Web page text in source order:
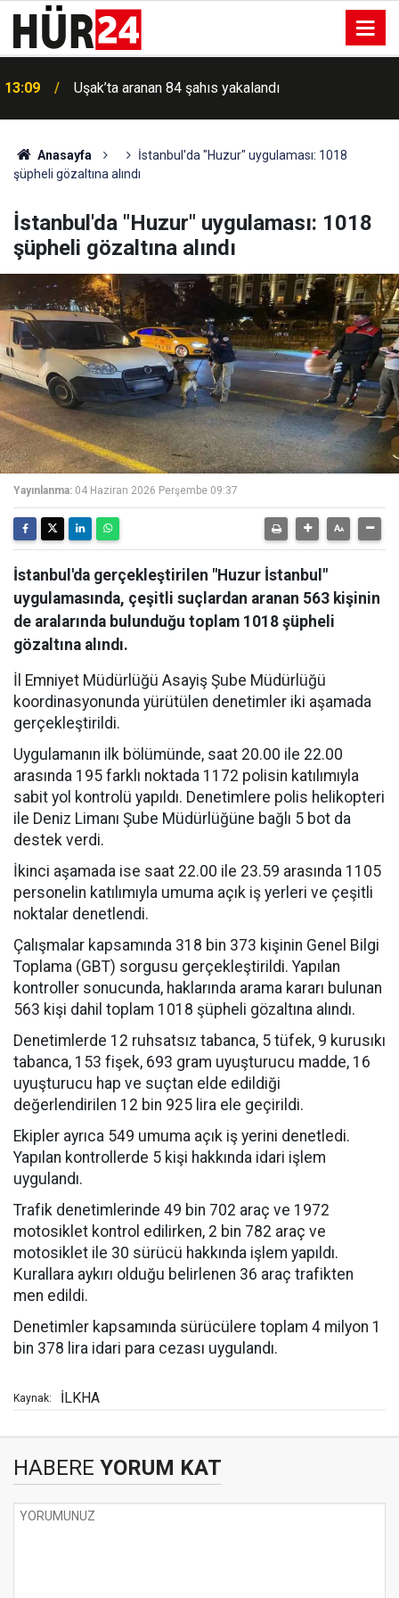
13:09 Uşak’ta aranan 84 şahıs yakalandı
Anasayfa
İstanbul'da "Huzur" uygulaması: 1018
şüpheli gözaltına alındı
İstanbul'da "Huzur" uygulaması: 1018
şüpheli gözaltına alındı
Yayınlanma: 04 Haziran 2026 Perşembe 09:37
İstanbul'da gerçekleştirilen "Huzur İstanbul"
uygulamasında, çeşitli suçlardan aranan 563 kişinin
de aralarında bulunduğu toplam 1018 şüpheli
gözaltına alındı.
İl Emniyet Müdürlüğü Asayiş Şube Müdürlüğü
koordinasyonunda yürütülen denetimler iki aşamada
gerçekleştirildi.
Uygulamanın ilk bölümünde, saat 20.00 ile 22.00
arasında 195 farklı noktada 1172 polisin katılımıyla
sabit yol kontrolü yapıldı. Denetimlere polis helikopteri
ile Deniz Limanı Şube Müdürlüğüne bağlı 5 bot da
destek verdi.
İkinci aşamada ise saat 22.00 ile 23.59 arasında 1105
personelin katılımıyla umuma açık iş yerleri ve çeşitli
noktalar denetlendi.
Çalışmalar kapsamında 318 bin 373 kişinin Genel Bilgi
Toplama (GBT) sorgusu gerçekleştirildi. Yapılan
kontroller sonucunda, haklarında arama kararı bulunan
563 kişi dahil toplam 1018 şüpheli gözaltına alındı.
Denetimlerde 12 ruhsatsız tabanca, 5 tüfek, 9 kurusıkı
tabanca, 153 fişek, 693 gram uyuşturucu madde, 16
uyuşturucu hap ve suçtan elde edildiği
değerlendirilen 12 bin 925 lira ele geçirildi.
Ekipler ayrıca 549 umuma açık iş yerini denetledi.
Yapılan kontrollerde 5 kişi hakkında idari işlem
uygulandı.
Trafik denetimlerinde 49 bin 702 araç ve 1972
motosiklet kontrol edilirken, 2 bin 782 araç ve
motosiklet ile 30 sürücü hakkında işlem yapıldı.
Kurallara aykırı olduğu belirlenen 36 araç trafikten
men edildi.
Denetimler kapsamında sürücülere toplam 4 milyon 1
bin 378 lira idari para cezası uygulandı.
Kaynak: İLKHA
HABERE YORUM KAT